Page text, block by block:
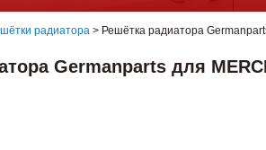
радиатора > Решётка радиатора
Germanparts для